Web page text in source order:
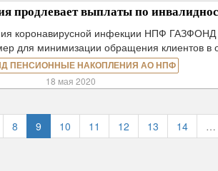
выплаты по
коронавирусной инфекции НПФ
для минимизации обращения клиентов в
ПЕНСИОННЫЕ НАКОПЛЕНИЯ АО НПФ
18 мая 2020
8 9 10 11 12 13 14 …